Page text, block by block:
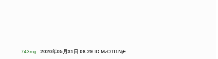
743mg 2020年05月31日 08:29 ID:MzOTI1NjE